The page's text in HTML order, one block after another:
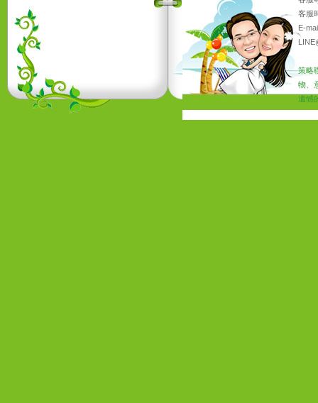
客服
E-
策略
物
遺憾